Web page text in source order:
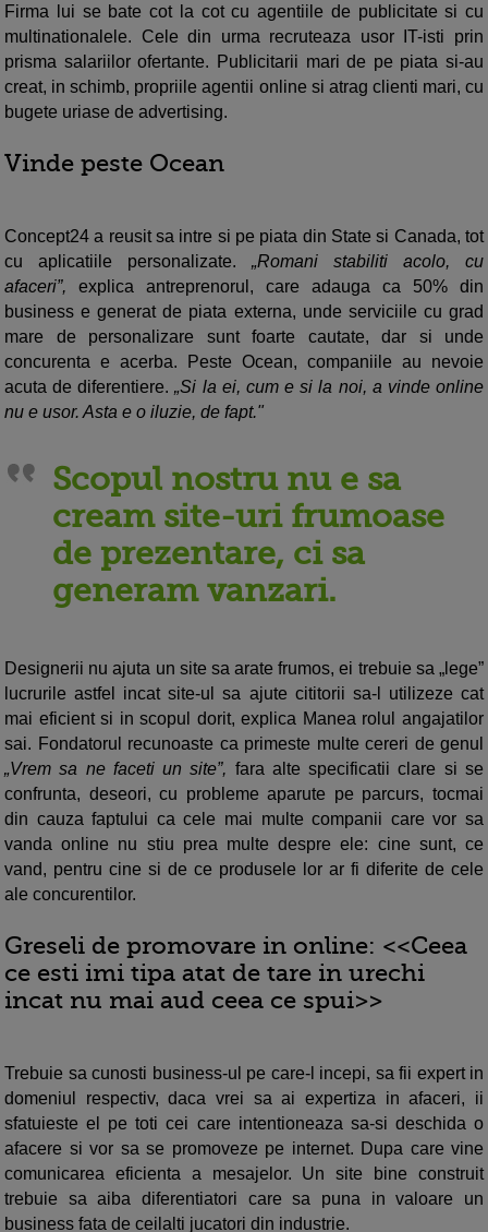
Firma lui se bate cot la cot cu agentiile de publicitate si cu
multinationalele. Cele din urma recruteaza usor IT-isti prin
prisma salariilor ofertante. Publicitarii mari de pe piata si-au
creat, in schimb, propriile agentii online si atrag clienti mari, cu
bugete uriase de advertising.
Vinde peste Ocean
Concept24 a reusit sa intre si pe piata din State si Canada, tot
cu aplicatiile personalizate. „Romani stabiliti acolo, cu
afaceri”, explica antreprenorul, care adauga ca 50% din
business e generat de piata externa, unde serviciile cu grad
mare de personalizare sunt foarte cautate, dar si unde
concurenta e acerba. Peste Ocean, companiile au nevoie
acuta de diferentiere. „Si la ei, cum e si la noi, a vinde online
nu e usor. Asta e o iluzie, de fapt."
Scopul nostru nu e sa
cream site-uri frumoase
de prezentare, ci sa
generam vanzari.
Designerii nu ajuta un site sa arate frumos, ei trebuie sa „lege”
lucrurile astfel incat site-ul sa ajute cititorii sa-l utilizeze cat
mai eficient si in scopul dorit, explica Manea rolul angajatilor
sai. Fondatorul recunoaste ca primeste multe cereri de genul
„Vrem sa ne faceti un site”, fara alte specificatii clare si se
confrunta, deseori, cu probleme aparute pe parcurs, tocmai
din cauza faptului ca cele mai multe companii care vor sa
vanda online nu stiu prea multe despre ele: cine sunt, ce
vand, pentru cine si de ce produsele lor ar fi diferite de cele
ale concurentilor.
Greseli de promovare in online: <<Ceea
ce esti imi tipa atat de tare in urechi
incat nu mai aud ceea ce spui>>
Trebuie sa cunosti business-ul pe care-l incepi, sa fii expert in
domeniul respectiv, daca vrei sa ai expertiza in afaceri, ii
sfatuieste el pe toti cei care intentioneaza sa-si deschida o
afacere si vor sa se promoveze pe internet. Dupa care vine
comunicarea eficienta a mesajelor. Un site bine construit
trebuie sa aiba diferentiatori care sa puna in valoare un
business fata de ceilalti jucatori din industrie.